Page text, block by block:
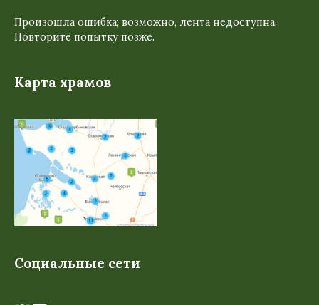
Произошла ошибка; возможно, лента недоступна.
Повторите попытку позже.
Карта храмов
Социальные сети